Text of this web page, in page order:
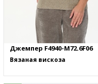
Джемпер F4940-M72.6F06
Вязаная вискоза